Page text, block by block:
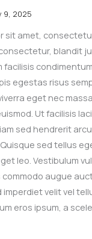
9, 2025
sit amet,
blandit
facilisis
egestas risus
eget nec
Ut facilisis
sed hendrerit
sed tellus
leo. Vestibulum
commodo augue
imperdiet velit vel
eros ipsum, a